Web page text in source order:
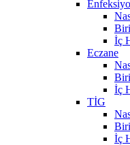
İç
Eczane
İç
TİG
İç